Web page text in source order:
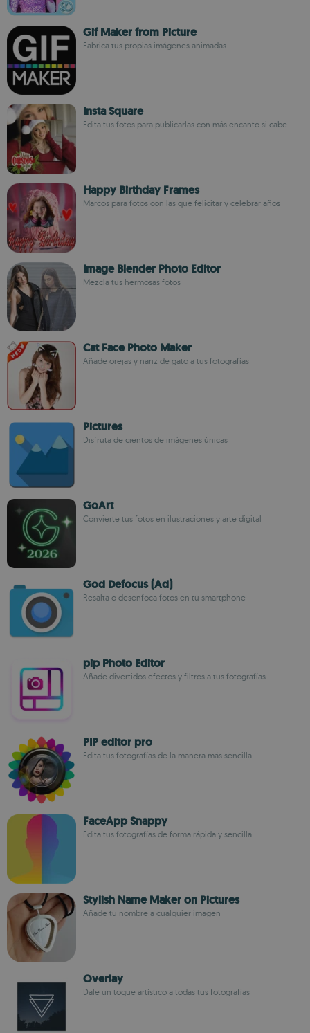
Gif Maker from Picture
Fabrica tus propias imágenes animadas
Insta Square
Edita tus fotos para publicarlas con más encanto si cabe
Happy Birthday Frames
Marcos para fotos con las que felicitar y celebrar años
Image Blender Photo Editor
Mezcla tus hermosas fotos
Cat Face Photo Maker
Añade orejas y nariz de gato a tus fotografías
Pictures
Disfruta de cientos de imágenes únicas
GoArt
Convierte tus fotos en ilustraciones y arte digital
God Defocus (Ad)
Resalta o desenfoca fotos en tu smartphone
pip Photo Editor
Añade divertidos efectos y filtros a tus fotografías
PIP editor pro
Edita tus fotografías de la manera más sencilla
FaceApp Snappy
Edita tus fotografías de forma rápida y sencilla
Stylish Name Maker on Pictures
Añade tu nombre a cualquier imagen
Overlay
Dale un toque artístico a todas tus fotografías